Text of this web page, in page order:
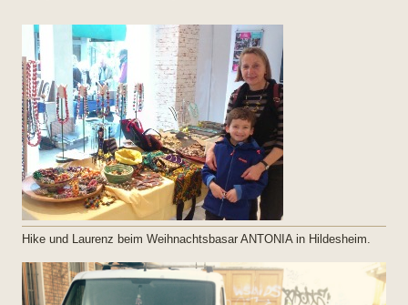
Hike und Laurenz beim Weihnachtsbasar ANTONIA in Hildesheim.